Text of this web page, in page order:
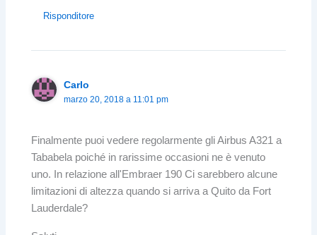
Risponditore
Carlo
marzo 20, 2018 a 11:01 pm
Finalmente puoi vedere regolarmente gli Airbus A321 a
Tababela poiché in rarissime occasioni ne è venuto
uno. In relazione all'Embraer 190 Ci sarebbero alcune
limitazioni di altezza quando si arriva a Quito da Fort
Lauderdale?